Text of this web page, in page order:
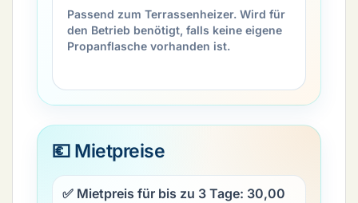
Passend zum Terrassenheizer. Wird für
den Betrieb benötigt, falls keine eigene
Propanflasche vorhanden ist.
💶 Mietpreise
✅ Mietpreis für bis zu 3 Tage: 30,00